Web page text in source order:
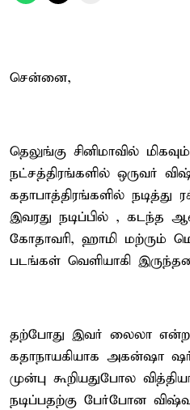
சென்னை,
தெலுங்கு சினிமாவில்
நட்சத்திரங்களில் ஒருவர்
கதாபாத்திரங்களில் நடித்து
இவரது நடிப்பில் ,
கோதாவரி, ஹாமி மற்ரும்
படங்கள் வெளியாகி
தற்போது இவர் லைலா என்ற
கதாநாயகியாக அகன்ஷா
முன்பு கூறியதுபோல
நடிப்பதற்கு பேர்போன